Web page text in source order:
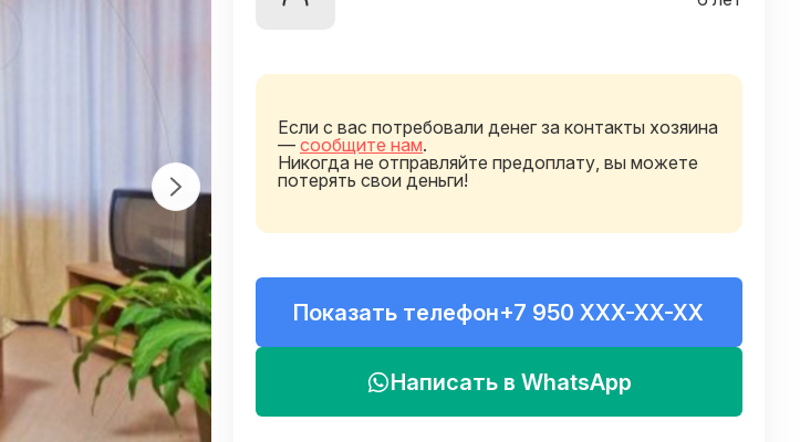
Если с вас потребовали денег за контакты хозяина
— сообщите нам.
Никогда не отправляйте предоплату, вы можете
потерять свои деньги!
Показать телефон+7 950 XXX-XX-XX
Написать в WhatsApp